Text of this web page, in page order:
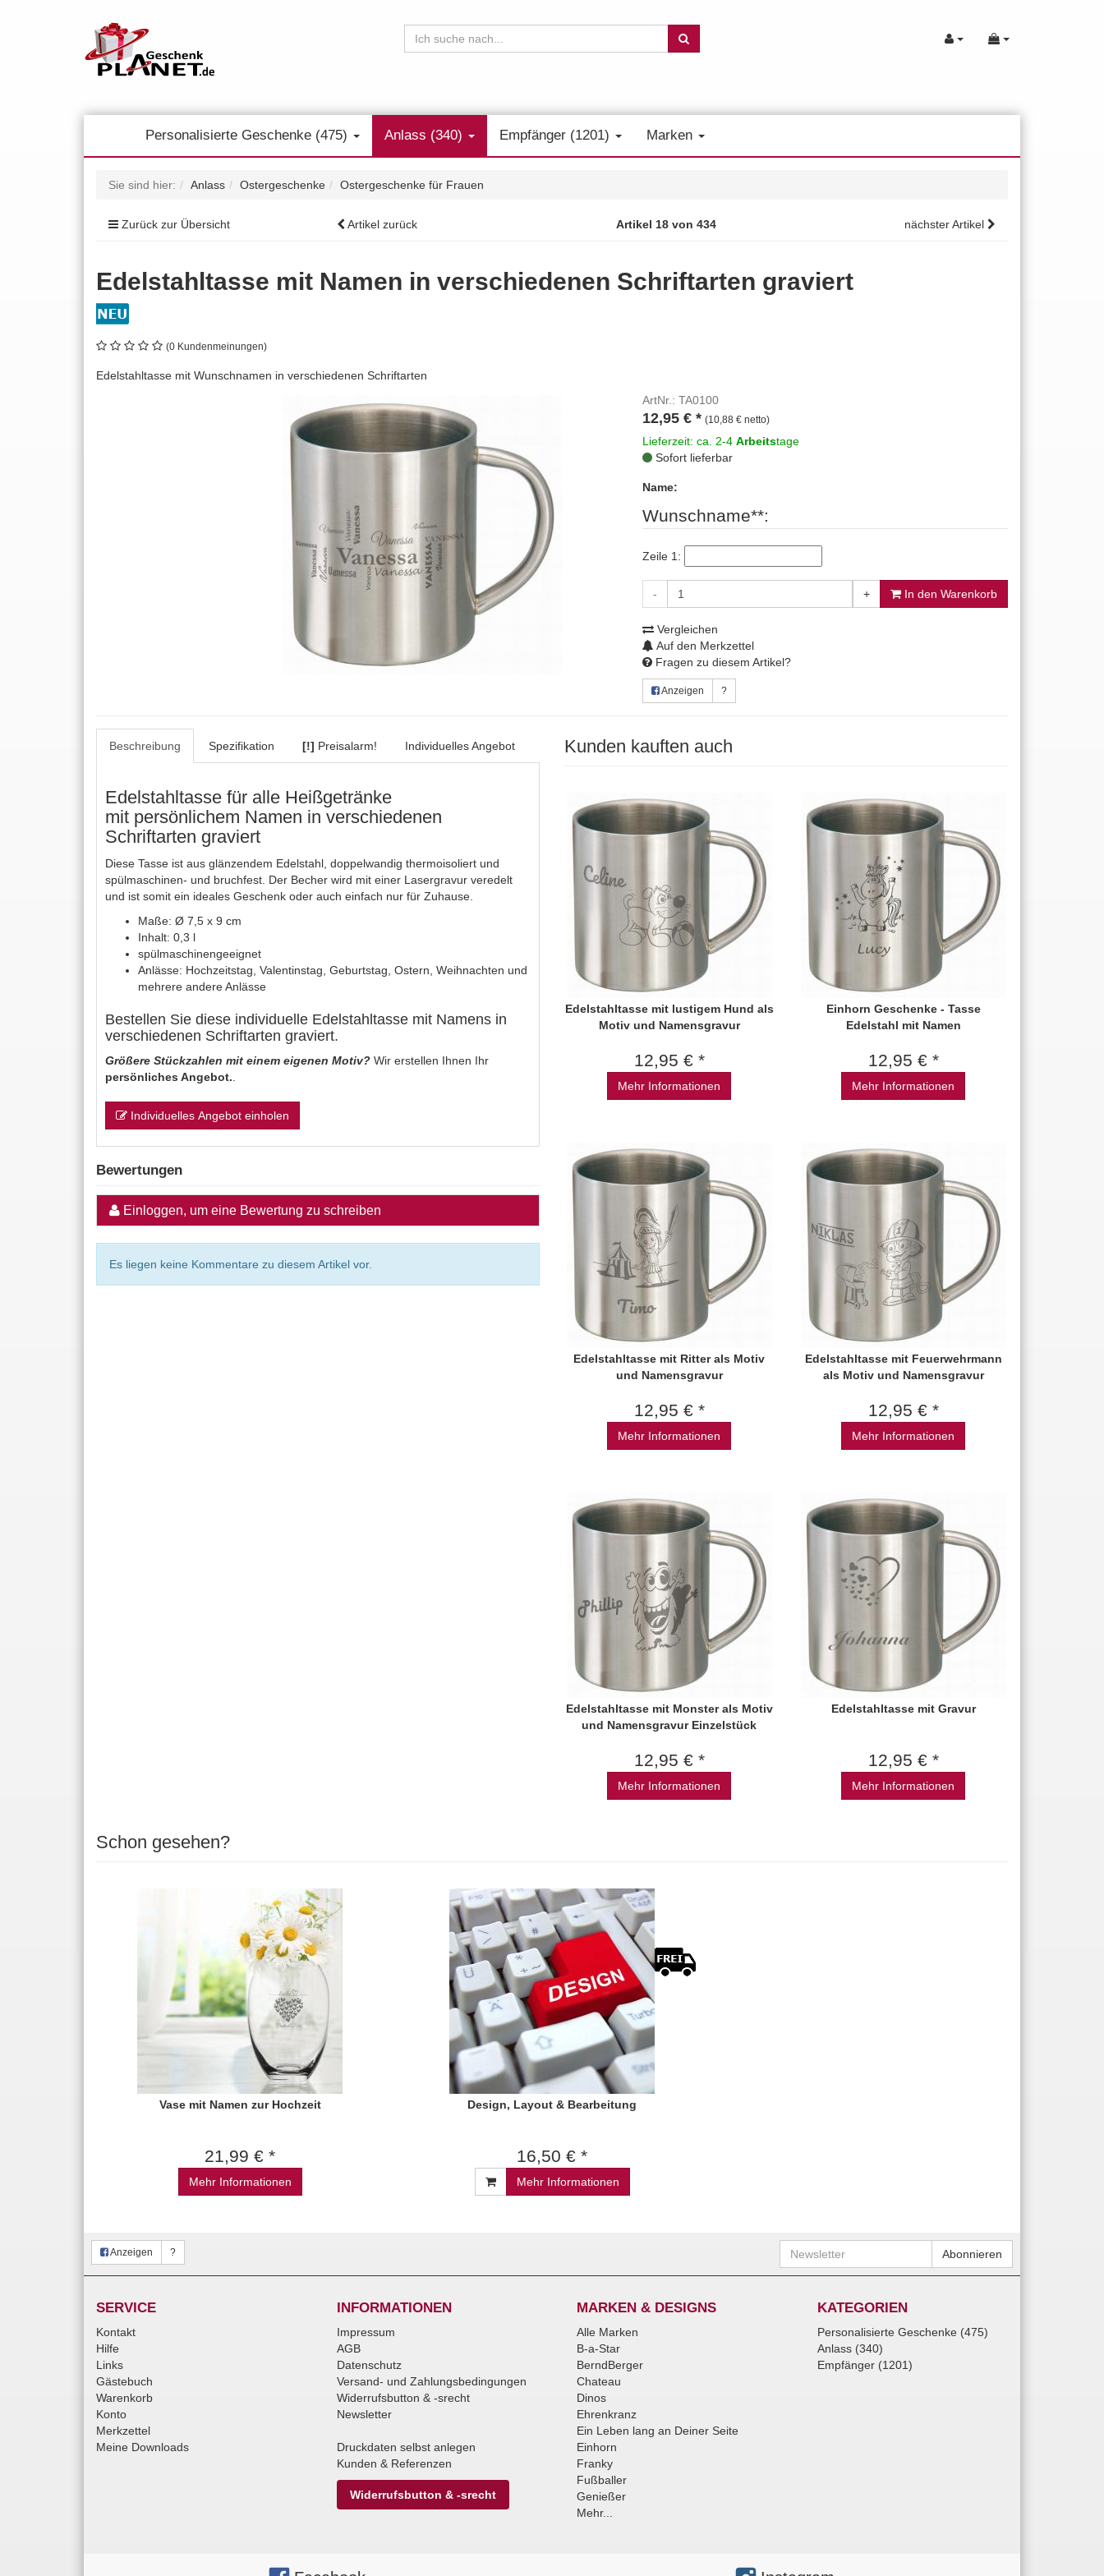
Personalisierte Geschenke (475) Anlass (340) Empfänger (1201) Marken
Sie sind hier: Anlass Ostergeschenke Ostergeschenke für Frauen
Zurück zur Übersicht Artikel zurück Artikel 18 von 434 nächster Artikel
Edelstahltasse mit Namen in verschiedenen Schriftarten graviert
(0 Kundenmeinungen)
Edelstahltasse mit Wunschnamen in verschiedenen Schriftarten
ArtNr.: TA0100
12,95 € * (10,88 € netto)
Lieferzeit: ca. 2-4 Arbeitstage
Sofort lieferbar
Name:
Wunschname**:
Zeile 1:
- + In den Warenkorb
Vergleichen
Auf den Merkzettel
Fragen zu diesem Artikel?
Anzeigen ?
Beschreibung Spezifikation [!] Preisalarm! Individuelles Angebot
Edelstahltasse für alle Heißgetränke
mit persönlichem Namen in verschiedenen
Schriftarten graviert
Diese Tasse ist aus glänzendem Edelstahl, doppelwandig thermoisoliert und
spülmaschinen- und bruchfest. Der Becher wird mit einer Lasergravur veredelt
und ist somit ein ideales Geschenk oder auch einfach nur für Zuhause.
Maße: Ø 7,5 x 9 cm
Inhalt: 0,3 l
spülmaschinengeeignet
Anlässe: Hochzeitstag, Valentinstag, Geburtstag, Ostern, Weihnachten und
mehrere andere Anlässe
Bestellen Sie diese individuelle Edelstahltasse mit Namens in
verschiedenen Schriftarten graviert.
Größere Stückzahlen mit einem eigenen Motiv? Wir erstellen Ihnen Ihr
persönliches Angebot.
Individuelles Angebot einholen
Bewertungen
Einloggen, um eine Bewertung zu schreiben
Es liegen keine Kommentare zu diesem Artikel vor.
Kunden kauften auch
Edelstahltasse mit lustigem Hund als
Motiv und Namensgravur
12,95 € *
Mehr Informationen
Einhorn Geschenke - Tasse
Edelstahl mit Namen
12,95 € *
Mehr Informationen
Edelstahltasse mit Ritter als Motiv
und Namensgravur
12,95 € *
Mehr Informationen
Edelstahltasse mit Feuerwehrmann
als Motiv und Namensgravur
12,95 € *
Mehr Informationen
Edelstahltasse mit Monster als Motiv
und Namensgravur Einzelstück
12,95 € *
Mehr Informationen
Edelstahltasse mit Gravur
12,95 € *
Mehr Informationen
Schon gesehen?
Vase mit Namen zur Hochzeit
21,99 € *
Mehr Informationen
Design, Layout & Bearbeitung
16,50 € *
Mehr Informationen
Anzeigen ? Newsletter Abonnieren
SERVICE
Kontakt
Hilfe
Links
Gästebuch
Warenkorb
Konto
Merkzettel
Meine Downloads
INFORMATIONEN
Impressum
AGB
Datenschutz
Versand- und Zahlungsbedingungen
Widerrufsbutton & -srecht
Newsletter
Druckdaten selbst anlegen
Kunden & Referenzen
Widerrufsbutton & -srecht
MARKEN & DESIGNS
Alle Marken
B-a-Star
BerndBerger
Chateau
Dinos
Ehrenkranz
Ein Leben lang an Deiner Seite
Einhorn
Franky
Fußballer
Genießer
Mehr...
KATEGORIEN
Personalisierte Geschenke (475)
Anlass (340)
Empfänger (1201)